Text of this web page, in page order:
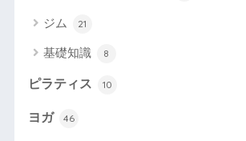
ジム 21
基礎知識 8
ピラティス 10
ヨガ 46